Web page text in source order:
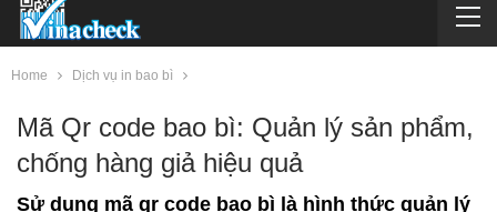
Home Dịch vụ in bao bì
Mã Qr code bao bì: Quản lý sản phẩm,
chống hàng giả hiệu quả
Sử dụng mã qr code bao bì là hình thức quản lý